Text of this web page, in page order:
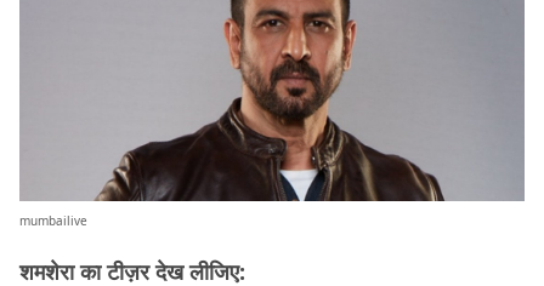
mumbailive
शमशेरा का टीज़र देख लीजिए: